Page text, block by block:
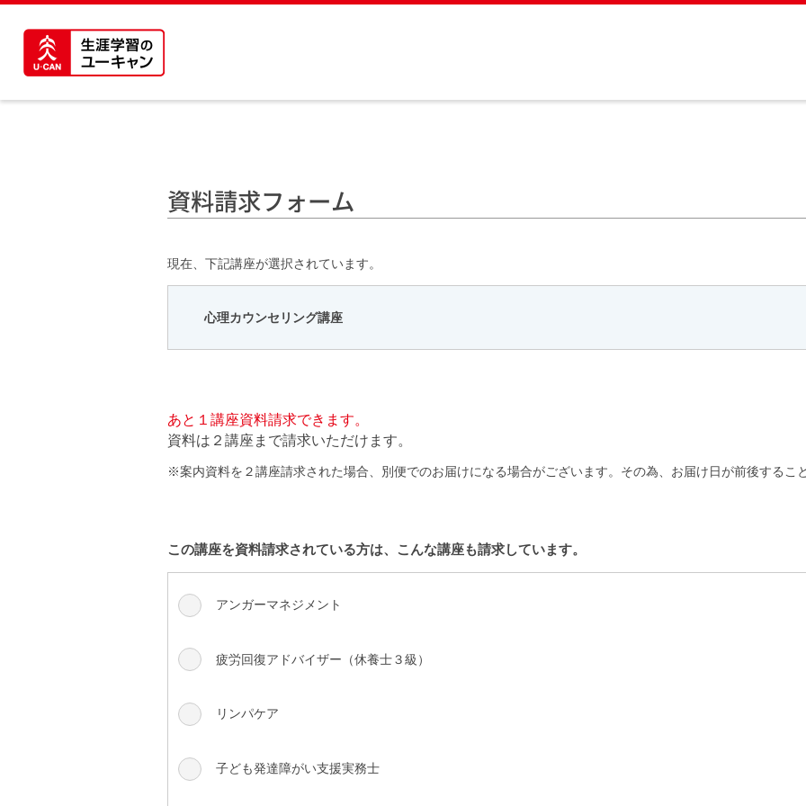
資料請求フォーム
現在、下記講座が選択されています。
心理カウンセリング講座
あと１講座資料請求できます。
資料は２講座まで請求いただけます。
※案内資料を２講座請求された場合、別便でのお届けになる場合がございます。その為、お届け日が前後するこ
この講座を資料請求されている方は、こんな講座も請求しています。
アンガーマネジメント
疲労回復アドバイザー（休養士３級）
リンパケア
子ども発達障がい支援実務士